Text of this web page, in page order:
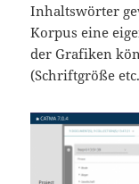
Inhaltswörter
Korpus eine
der Grafiken
(Schriftgröße